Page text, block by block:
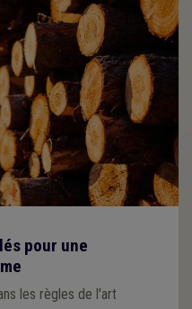
pour une
les règles de l'art